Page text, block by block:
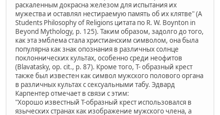
раскаленным докрасна железом для испытания их
мужества и оставлял нестираемую память об их клятве" (A
Students Philosophy of Religions цитата по R. W. Boynton in
Beyond Mythology, p. 125). Таким образом, задолго до того,
как эта эмблема стала христианским символом, она была
популярна как знак опознания в различных солнце
поклоннических культах, особенно среди неофитов
(Blavatasky, op. cit., p. 87). Кроме того, Т- образный крест
также был известен как символ мужского полового органа
в различных культах с сексуальными табу. Эдвард
Карпентер отмечает в связи с этим:
"Хорошо известный Т-образный крест использовался в
языческих странах как изображение мужского члена, а